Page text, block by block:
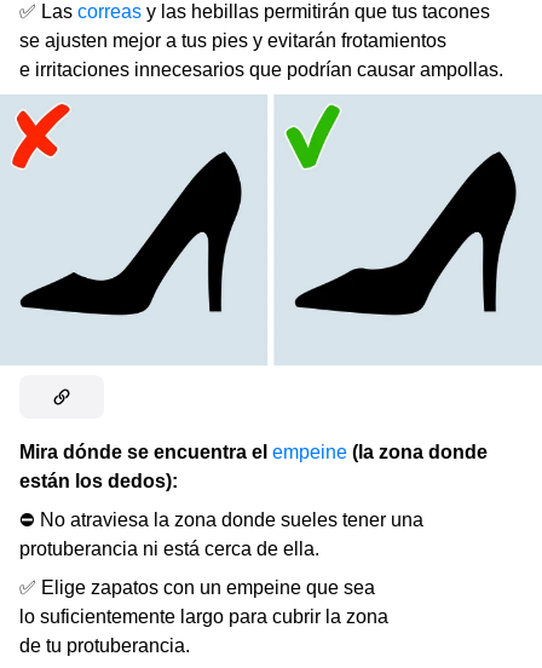
✅ Las correas y las hebillas permitirán que tus tacones
se ajusten mejor a tus pies y evitarán frotamientos
e irritaciones innecesarios que podrían causar ampollas.
Mira dónde se encuentra el empeine (la zona donde
están los dedos):
⛔ No atraviesa la zona donde sueles tener una
protuberancia ni está cerca de ella.
✅ Elige zapatos con un empeine que sea
lo suficientemente largo para cubrir la zona
de tu protuberancia.